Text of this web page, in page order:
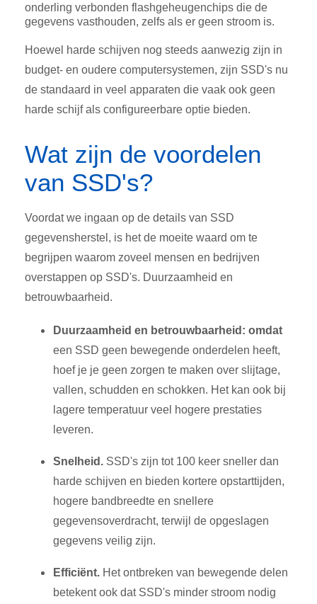
onderling verbonden flashgeheugenchips die de
gegevens vasthouden, zelfs als er geen stroom is.
Hoewel harde schijven nog steeds aanwezig zijn in
budget- en oudere computersystemen, zijn SSD's nu
de standaard in veel apparaten die vaak ook geen
harde schijf als configureerbare optie bieden.
Wat zijn de voordelen
van SSD's?
Voordat we ingaan op de details van SSD
gegevensherstel, is het de moeite waard om te
begrijpen waarom zoveel mensen en bedrijven
overstappen op SSD's. Duurzaamheid en
betrouwbaarheid.
Duurzaamheid en betrouwbaarheid: omdat
een SSD geen bewegende onderdelen heeft,
hoef je je geen zorgen te maken over slijtage,
vallen, schudden en schokken. Het kan ook bij
lagere temperatuur veel hogere prestaties
leveren.
Snelheid. SSD's zijn tot 100 keer sneller dan
harde schijven en bieden kortere opstarttijden,
hogere bandbreedte en snellere
gegevensoverdracht, terwijl de opgeslagen
gegevens veilig zijn.
Efficiënt. Het ontbreken van bewegende delen
betekent ook dat SSD's minder stroom nodig